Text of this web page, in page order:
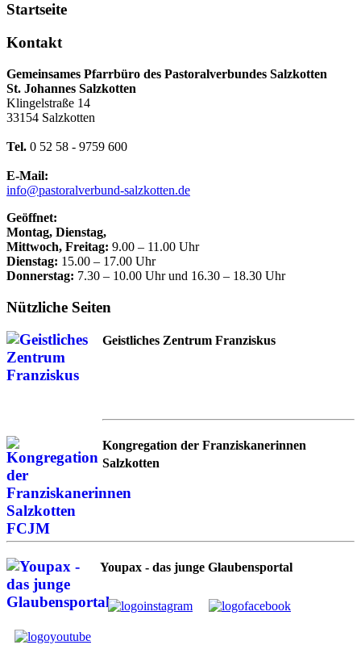
Startseite
Kontakt
Gemeinsames Pfarrbüro des Pastoralverbundes Salzkotten
St. Johannes Salzkotten
Klingelstraße 14
33154 Salzkotten
Tel. 0 52 58 - 9759 600
E-Mail:
info@pastoralverbund-salzkotten.de
Geöffnet:
Montag, Dienstag,
Mittwoch, Freitag: 9.00 – 11.00 Uhr
Dienstag: 15.00 – 17.00 Uhr
Donnerstag: 7.30 – 10.00 Uhr und 16.30 – 18.30 Uhr
Nützliche Seiten
Geistliches Zentrum Franziskus
Kongregation der Franziskanerinnen
Salzkotten
Youpax - das junge Glaubensportal